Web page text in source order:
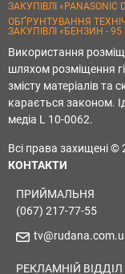
ЗАКУПІВЛІ «PANASONIC
ОБҐРУНТУВАННЯ
ЗАКУПІВЛІ «БЕНЗИН -
Використання
шляхом розміщення
змісту матеріалів
карається законом.
медіа L 10-0062.
Всі права захищені
КОНТАКТИ
ПРИЙМАЛЬНЯ
(067) 217-77-55
РЕКЛАМНІЙ ВІДДІЛ